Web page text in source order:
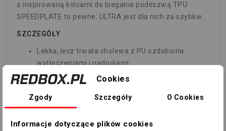
z inspirowaną kolcami do biegania podeszwą TPU
SPEEDPLATE to pewne: ULTRA jest dla nich za szybkie.
SZCZEGÓŁY
Lekka, lecz trwała cholewa z PU ozdobiona
wytłoczeniami i nadrukami
Klasyczna konstrukcja języka pasuje do różnych
Podeszwa zewnętrzna TPU SPEEDPLATE
Lekka podeszwa zewnętrzna Dynamic Motion
Cookies
Zgody Szczegóły O Cookies
Informacje dotyczące plików cookies